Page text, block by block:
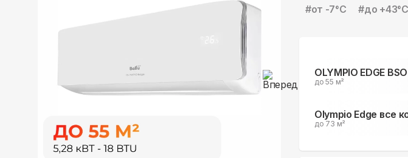
#от -7°С #до +43°С
OLYMPIO EDGE
до 55 м²
Olympio Edge все
до 73 м²